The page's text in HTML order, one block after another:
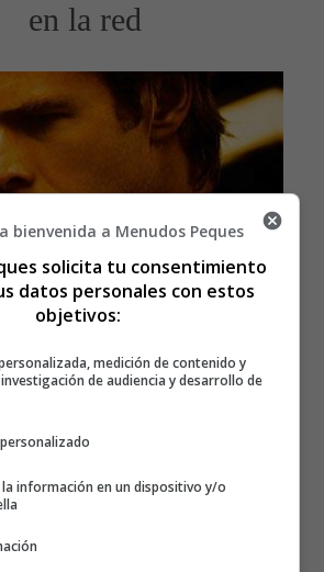
en la red
bienvenida a Menudos Peques
solicita tu consentimiento
datos personales con estos
objetivos:
medición de contenido y
de audiencia y desarrollo de
información en un dispositivo y/o